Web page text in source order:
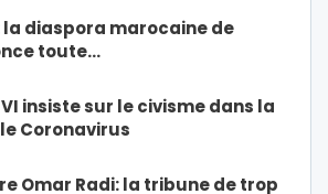
la diaspora marocaine de
toute…
insiste sur le civisme dans la
Coronavirus
Omar Radi: la tribune de trop